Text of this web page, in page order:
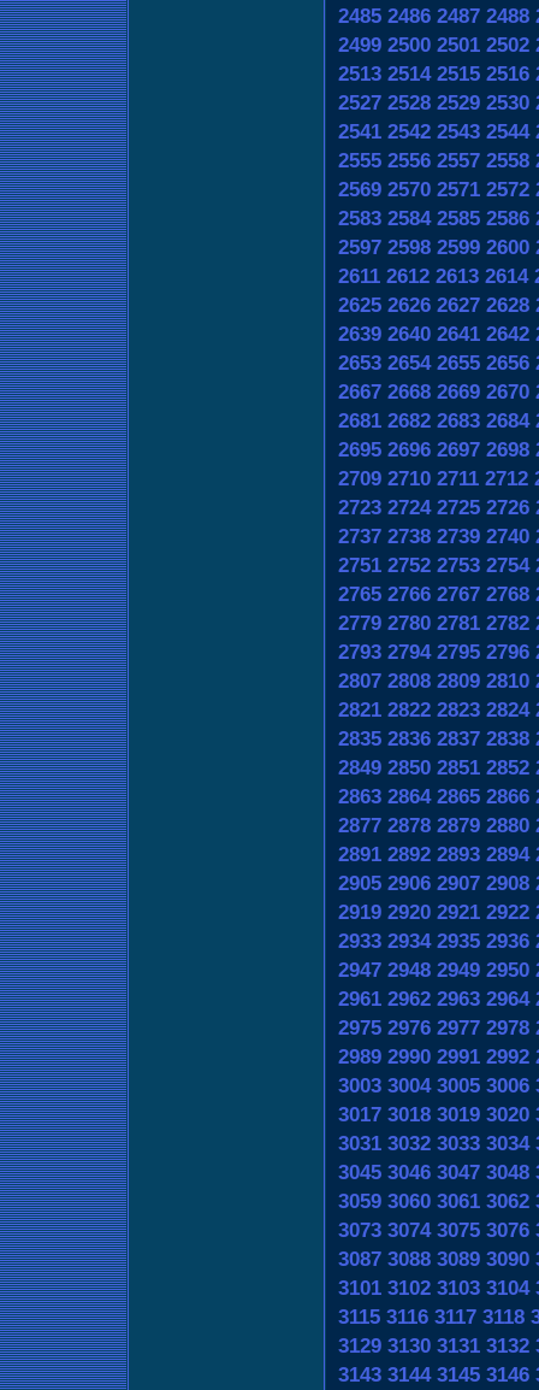
2485 2486 2487 2488
2499 2500 2501 2502
2513 2514 2515 2516
2527 2528 2529 2530
2541 2542 2543 2544
2555 2556 2557 2558
2569 2570 2571 2572
2583 2584 2585 2586
2597 2598 2599 2600
2611 2612 2613 2614
2625 2626 2627 2628
2639 2640 2641 2642
2653 2654 2655 2656
2667 2668 2669 2670
2681 2682 2683 2684
2695 2696 2697 2698
2709 2710 2711 2712
2723 2724 2725 2726
2737 2738 2739 2740
2751 2752 2753 2754
2765 2766 2767 2768
2779 2780 2781 2782
2793 2794 2795 2796
2807 2808 2809 2810
2821 2822 2823 2824
2835 2836 2837 2838
2849 2850 2851 2852
2863 2864 2865 2866
2877 2878 2879 2880
2891 2892 2893 2894
2905 2906 2907 2908
2919 2920 2921 2922
2933 2934 2935 2936
2947 2948 2949 2950
2961 2962 2963 2964
2975 2976 2977 2978
2989 2990 2991 2992
3003 3004 3005 3006
3017 3018 3019 3020
3031 3032 3033 3034
3045 3046 3047 3048
3059 3060 3061 3062
3073 3074 3075 3076
3087 3088 3089 3090
3101 3102 3103 3104
3115 3116 3117 3118
3129 3130 3131 3132
3143 3144 3145 3146